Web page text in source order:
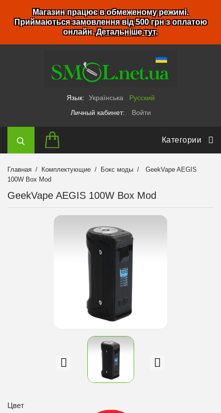
Магазин працює в обмеженому режимі.
Приймаються замовлення від 500 грн з оплатою
онлайн.Детальніше тут.
Язык: Українська
Русский
Личный кабинет:
Войти
Категории
Главная Комплектующие Бокс моды
GeekVape AEGIS
100W Box Mod
GeekVape AEGIS 100W Box Mod
Цвет